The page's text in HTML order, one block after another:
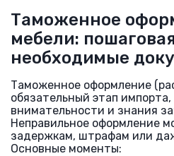
Таможенное
мебели:
необходимые
Таможенное оформление
обязательный этап
внимательности и знания
Неправильное оформление
задержкам, штрафам или
Основные моменты: